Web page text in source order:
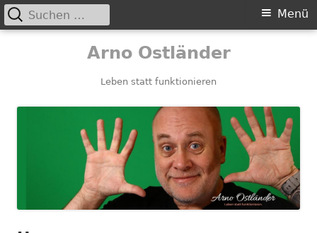
Arno Ostländer
Leben statt funktionieren
Primäres
Menü
Suchen
nach: